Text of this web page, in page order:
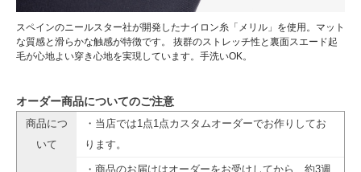
スペインのニールスター社が開発したナイロン糸「メリル」を使用。マット
な質感と滑らかな触感が特徴です。 抜群のストレッチ性と裏面スエード起
毛が心地よい穿き心地を実現しています。手洗いOK。
オーダー商品についてのご注意
商品につ
いて
・当店では1点1点カスタムオーダーでお作りしてお
ります。
・商品のお届けはオーダーをお受けしてから、約3週